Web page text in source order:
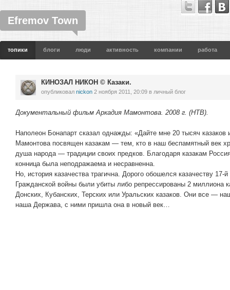
Efremov Town
топики блоги люди активность компании работа
КИНОЗАЛ НИКОН © Казаки.
опубликовал nickon 2 ноября 2011, 20:09 в личный блог
Документальный фильм Аркадия Мамонтова. 2008 г. (НТВ).
Наполеон Бонапарт сказал однажды: «Дайте мне 20 тысяч
Мамонтова посвящен казакам — тем, кто в наш беспамятный век
душа народа — традиции своих предков. Благодаря казакам
конница была неподражаема и несравненна.
Но, история казачества трагична. Дорого обошелся казачеству 17-
Гражданской войны были убиты либо репрессированы 2 миллиона
Донских, Кубанских, Терских или Уральских казаков. Они все —
наша Держава, с ними пришла она в новый век…